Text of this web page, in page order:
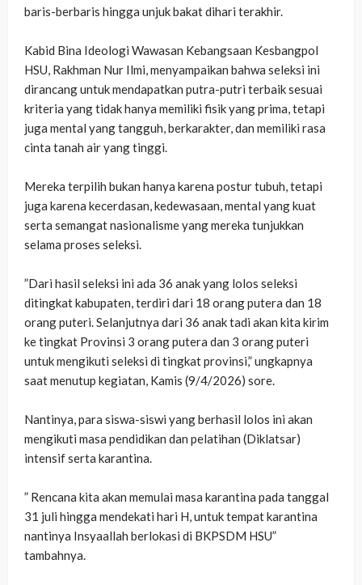
baris-berbaris hingga unjuk bakat dihari terakhir.
‎Kabid Bina Ideologi Wawasan Kebangsaan Kesbangpol
HSU, Rakhman Nur Ilmi, menyampaikan bahwa seleksi ini
dirancang untuk mendapatkan putra-putri terbaik sesuai
kriteria yang tidak hanya memiliki fisik yang prima, tetapi
juga mental yang tangguh, berkarakter, dan memiliki rasa
cinta tanah air yang tinggi.
‎Mereka terpilih bukan hanya karena postur tubuh, tetapi
juga karena kecerdasan, kedewasaan, mental yang kuat
serta semangat nasionalisme yang mereka tunjukkan
selama proses seleksi.
‎”Dari hasil seleksi ini ada 36 anak yang lolos seleksi
ditingkat kabupaten, terdiri dari 18 orang putera dan 18
orang puteri. Selanjutnya dari 36 anak tadi akan kita kirim
ke tingkat Provinsi 3 orang putera dan 3 orang puteri
untuk mengikuti seleksi di tingkat provinsi,” ungkapnya
saat menutup kegiatan, Kamis (9/4/2026) sore.
‎Nantinya, para siswa-siswi yang berhasil lolos ini akan
mengikuti masa pendidikan dan pelatihan (Diklatsar)
intensif serta karantina.
‎” Rencana kita akan memulai masa karantina pada tanggal
31 juli hingga mendekati hari H, untuk tempat karantina
nantinya Insyaallah berlokasi di BKPSDM HSU”
tambahnya.